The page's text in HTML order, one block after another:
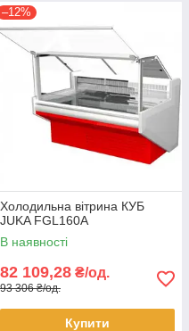
–12%
Холодильна вітрина КУБ
JUKA FGL160A
В наявності
82 109,28 ₴/од.
93 306 ₴/од.
Купити